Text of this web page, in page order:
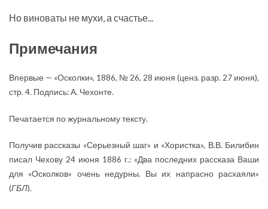
Но виноваты не мухи, а счастье...
Примечания
Впервые — «Осколки», 1886, № 26, 28 июня (ценз. разр. 27 июня),
стр. 4. Подпись: А. Чехонте.
Печатается по журнальному тексту.
Получив рассказы «Серьезный шаг» и «Хористка», В.В. Билибин
писал Чехову 24 июня 1886 г.: «Два последних рассказа Ваши
для «Осколков» очень недурны. Вы их напрасно расхаяли»
(ГБЛ).